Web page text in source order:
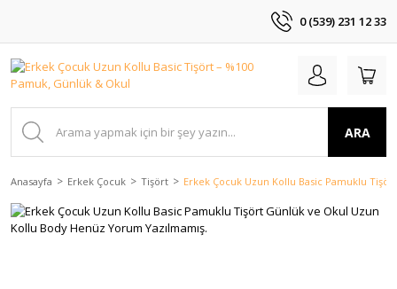
0 (539) 231 12 33
ARA
Anasayfa Erkek Çocuk Tişört Erkek Çocuk Uzun Kollu Basic Pamuklu